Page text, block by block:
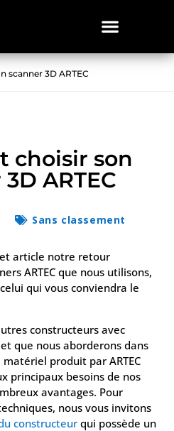
scanner 3D ARTEC
choisir son
ARTEC
Sans classement
article notre retour
ARTEC que nous utilisons,
qui vous conviendra le
constructeurs avec
que nous aborderons dans
produit par ARTEC
principaux besoins de nos
avantages. Pour
nous vous invitons
constructeurqui possède un